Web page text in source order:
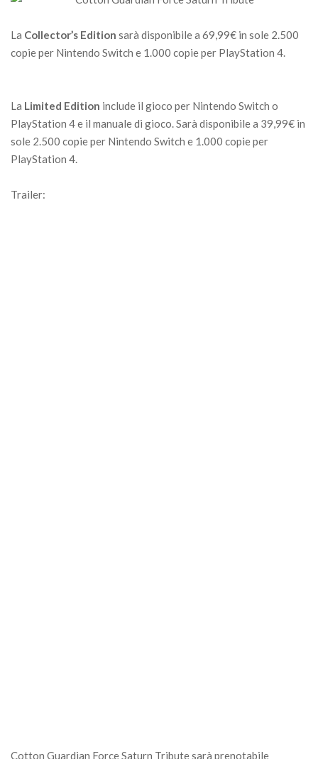
La Collector’s Edition sarà disponibile a 69,99€ in sole 2.500
copie per Nintendo Switch e 1.000 copie per PlayStation 4.
La Limited Edition include il gioco per Nintendo Switch o
PlayStation 4 e il manuale di gioco. Sarà disponibile a 39,99€ in
sole 2.500 copie per Nintendo Switch e 1.000 copie per
PlayStation 4.
Trailer:
Cotton Guardian Force Saturn Tribute sarà prenotabile